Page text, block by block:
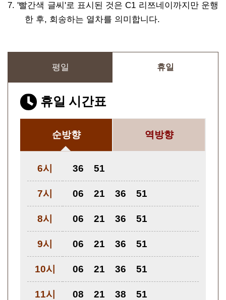
7. '빨간색 글씨'로 표시된 것은 C1 리쯔네이까지만 운행
한 후, 회송하는 열차를 의미합니다.
평일 휴일
휴일 시간표
순방향 역방향
6시 36 51
7시 06 21 36 51
8시 06 21 36 51
9시 06 21 36 51
10시 06 21 36 51
11시 08 21 38 51